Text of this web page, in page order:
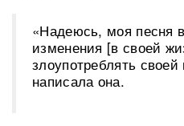
«Надеюсь, моя песня
изменения [в своей
злоупотреблять
написала она.